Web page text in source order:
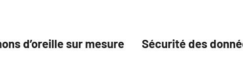
d’oreille sur mesure
Sécurité des